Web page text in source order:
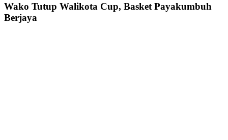
Wako Tutup Walikota Cup, Basket Payakumbuh
Berjaya